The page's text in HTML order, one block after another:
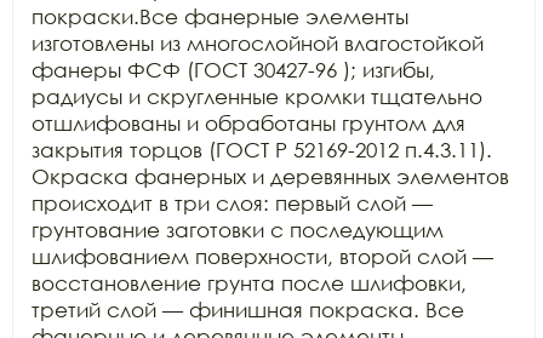
покраски.Все фанерные элементы
изготовлены из многослойной влагостойкой
фанеры ФСФ (ГОСТ 30427-96 ); изгибы,
радиусы и скругленные кромки тщательно
отшлифованы и обработаны грунтом для
закрытия торцов (ГОСТ Р 52169-2012 п.4.3.11).
Окраска фанерных и деревянных элементов
происходит в три слоя: первый слой —
грунтование заготовки с последующим
шлифованием поверхности, второй слой —
восстановление грунта после шлифовки,
третий слой — финишная покраска. Все